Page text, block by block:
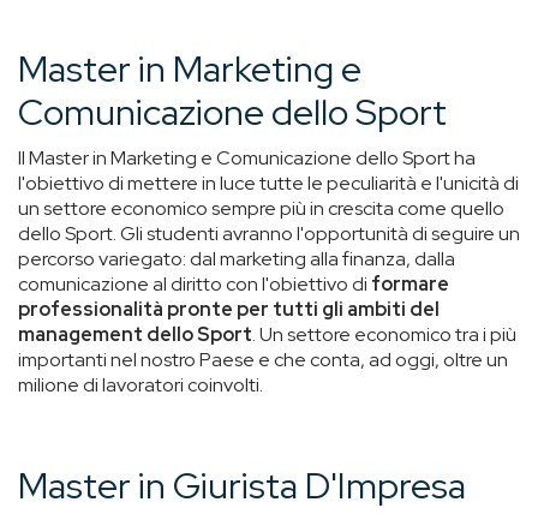
Master in Marketing e
Comunicazione dello Sport
Il Master in Marketing e Comunicazione dello Sport ha
l'obiettivo di mettere in luce tutte le peculiarità e l'unicità di
un settore economico sempre più in crescita come quello
dello Sport. Gli studenti avranno l'opportunità di seguire un
percorso variegato: dal marketing alla finanza, dalla
comunicazione al diritto con l'obiettivo di formare
professionalità pronte per tutti gli ambiti del
management dello Sport. Un settore economico tra i più
importanti nel nostro Paese e che conta, ad oggi, oltre un
milione di lavoratori coinvolti.
Master in Giurista D'Impresa